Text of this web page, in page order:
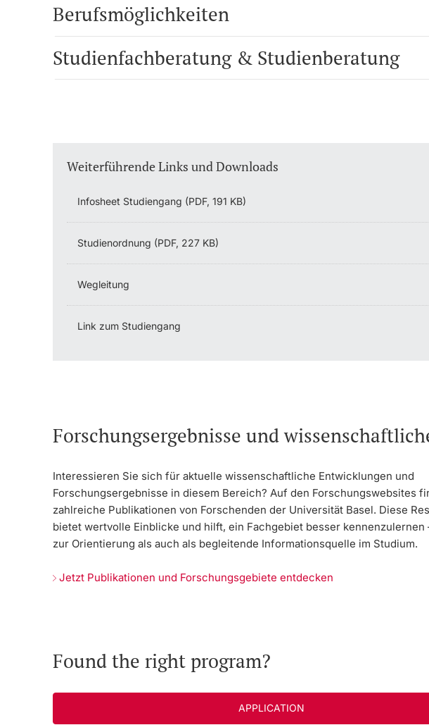
Berufsmöglichkeiten
Studienfachberatung & Studienberatung
Weiterführende Links und Downloads
Infosheet Studiengang (PDF, 191 KB)
Studienordnung (PDF, 227 KB)
Wegleitung
Link zum Studiengang
Forschungsergebnisse und
Interessieren Sie sich für aktuelle wissenschaftliche Entwicklungen und
Forschungsergebnisse in diesem Bereich? Auf den Forschungswebsites
zahlreiche Publikationen von Forschenden der Universität Basel. Diese
bietet wertvolle Einblicke und hilft, ein Fachgebiet besser kennenzulernen
zur Orientierung als auch als begleitende Informationsquelle im Studium.
Jetzt Publikationen und Forschungsgebiete entdecken
Found the right program?
APPLICATION